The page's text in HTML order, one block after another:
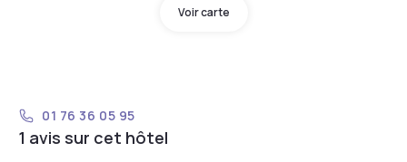
Voir carte
01 76 36 05 95
1 avis sur cet hôtel